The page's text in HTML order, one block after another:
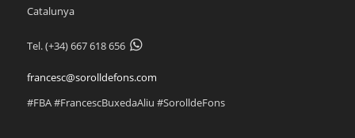
Catalunya
Tel.(+34) 667 618 656
francesc@sorolldefons.com
#FBA #FrancescBuxedaAliu #SorolldeFons